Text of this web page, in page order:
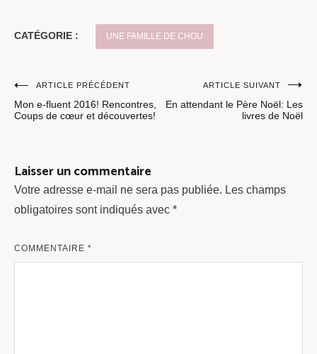
CATÉGORIE : UNE FAMILLE DE CHOU
Navigation
de
ARTICLE PRÉCÉDENT
Mon e-fluent 2016! Rencontres,
Coups de cœur et découvertes!
ARTICLE SUIVANT
En attendant le Père Noël: Les
livres de Noël
Laisser un commentaire
Votre adresse e-mail ne sera pas publiée. Les champs
obligatoires sont indiqués avec *
COMMENTAIRE *